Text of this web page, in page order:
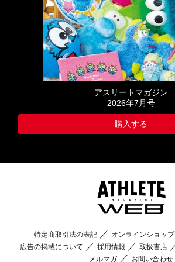
アスリートマガジン
2026年7月号
購入する
特定商取引法の表記 オンラインショップ
広告の掲載について
採用情報 取扱書店
メルマガ
お問い合わせ